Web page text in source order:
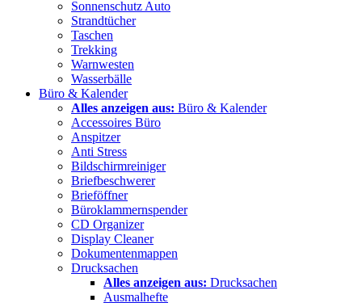
Sonnenschutz Auto
Strandtücher
Taschen
Trekking
Warnwesten
Wasserbälle
Büro & Kalender
Alles anzeigen aus: Büro & Kalender
Accessoires Büro
Anspitzer
Anti Stress
Bildschirmreiniger
Briefbeschwerer
Brieföffner
Büroklammernspender
CD Organizer
Display Cleaner
Dokumentenmappen
Drucksachen
Alles anzeigen aus: Drucksachen
Ausmalhefte